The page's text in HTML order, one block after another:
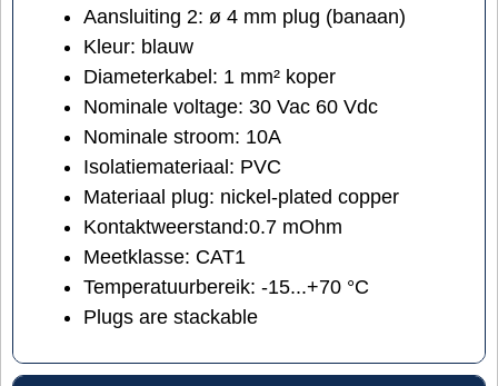
Aansluiting 2: ø 4 mm plug (banaan)
Kleur: blauw
Diameterkabel: 1 mm² koper
Nominale voltage: 30 Vac 60 Vdc
Nominale stroom: 10A
Isolatiemateriaal: PVC
Materiaal plug: nickel-plated copper
Kontaktweerstand:0.7 mOhm
Meetklasse: CAT1
Temperatuurbereik: -15...+70 °C
Plugs are stackable